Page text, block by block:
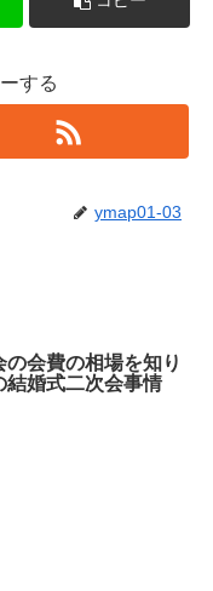
する
ymap01-03
の会費の相場を知り
結婚式二次会事情